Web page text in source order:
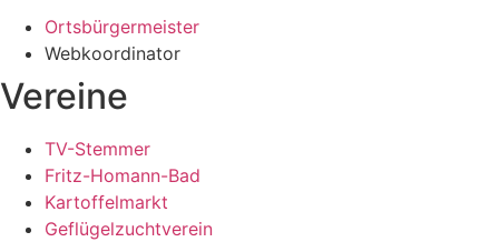
Ortsbürgermeister
Webkoordinator
Vereine
TV-Stemmer
Fritz-Homann-Bad
Kartoffelmarkt
Geflügelzuchtverein